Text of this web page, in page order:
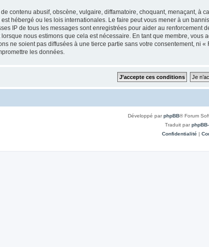
contenu abusif, obscène, vulgaire, diffamatoire, choquant, menaçant, à
hébergé ou les lois internationales. Le faire peut vous mener à un
IP de tous les messages sont enregistrées pour aider au
nous estimons que cela est nécessaire. En tant que membre,
ne soient pas diffusées à une tierce partie sans votre consentement, ni
les données.
Développé parphpBB® Forum
Traduit par
Confidentialité|